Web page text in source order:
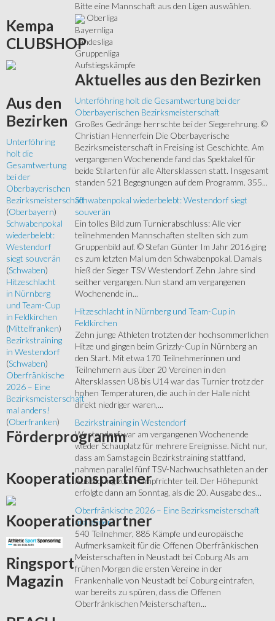
Bitte eine Mannschaft aus den Ligen auswählen.
Oberliga
Bayernliga
Landesliga
Gruppenliga
Aufstiegskämpfe
Aktuelles aus den Bezirken
Unterföhring holt die Gesamtwertung bei der
Oberbayerischen Bezirksmeisterschaft
Großes Gedränge herrschte bei der Siegerehrung. ©
Christian Hennerfein Die Oberbayerische
Bezirksmeisterschaft in Freising ist Geschichte. Am
vergangenen Wochenende fand das Spektakel für
beide Stilarten für alle Altersklassen statt. Insgesamt
standen 521 Begegnungen auf dem Programm. 355...
Schwabenpokal wiederbelebt: Westendorf siegt
souverän
Ein tolles Bild zum Turnierabschluss: Alle vier
teilnehmenden Mannschaften stellten sich zum
Gruppenbild auf. © Stefan Günter Im Jahr 2016 ging
es zum letzten Mal um den Schwabenpokal. Damals
hieß der Sieger TSV Westendorf. Zehn Jahre sind
seither vergangen. Nun stand am vergangenen
Wochenende in...
Hitzeschlacht in Nürnberg und Team-Cup in
Feldkirchen
Zehn junge Athleten trotzten der hochsommerlichen
Hitze und gingen beim Grizzly-Cup in Nürnberg an
den Start. Mit etwa 170 Teilnehmerinnen und
Teilnehmern aus über 20 Vereinen in den
Altersklassen U8 bis U14 war das Turnier trotz der
hohen Temperaturen, die auch in der Halle nicht
direkt niedriger waren,...
Bezirkstraining in Westendorf
Westendorf war am vergangenen Wochenende
wieder Schauplatz für mehrere Ereignisse. Nicht nur,
dass am Samstag ein Bezirkstraining stattfand,
nahmen parallel fünf TSV-Nachwuchsathleten an der
Ausbildung zum Kampfrichter teil. Der Höhepunkt
erfolgte dann am Sonntag, als die 20. Ausgabe des...
Oberfränkische 2026 – Eine Bezirksmeisterschaft
mal anders!
540 Teilnehmer, 885 Kämpfe und europäische
Aufmerksamkeit für die Offenen Oberfränkischen
Meisterschaften in Neustadt bei Coburg Als am
frühen Morgen die ersten Vereine in der
Frankenhalle von Neustadt bei Coburg eintrafen,
war bereits zu spüren, dass die Offenen
Oberfränkischen Meisterschaften...
Kempa
CLUBSHOP
Aus den
Bezirken
Unterföhring
holt die
Gesamtwertung
bei der
Oberbayerischen
Bezirksmeisterschaft
(Oberbayern)
Schwabenpokal
wiederbelebt:
Westendorf
siegt souverän
(Schwaben)
Hitzeschlacht
in Nürnberg
und Team-Cup
in Feldkirchen
(Mittelfranken)
Bezirkstraining
in Westendorf
(Schwaben)
Oberfränkische
2026 – Eine
Bezirksmeisterschaft
mal anders!
(Oberfranken)
Förderprogramm
Kooperationspartner
Kooperationspartner
Ringsport
Magazin